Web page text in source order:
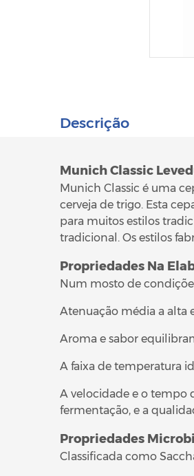
Descrição
Munich Classic
Munich Classic é uma
cerveja de trigo. Esta
para muitos estilos
tradicional. Os estilos
Propriedades Na
Num mosto de
Atenuação média a alta
Aroma e sabor
A faixa de temperatura
A velocidade e o tempo
fermentação, e a
Propriedades
Classificada como